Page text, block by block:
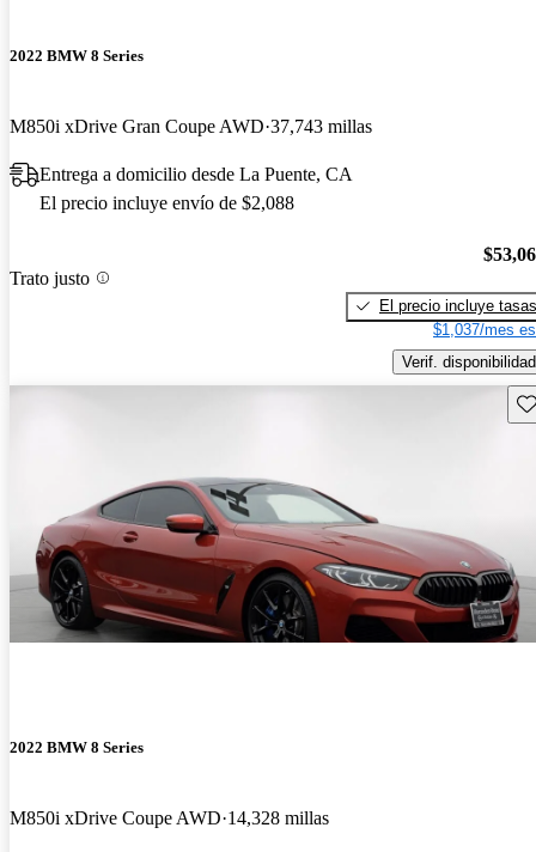
2022 BMW 8 Series
M850i xDrive Gran Coupe AWD 37,743 millas
Entrega a domicilio desde La Puente, CA
El precio incluye envío de $2,088
Trato justo
El precio incluye tasas
$1,037/mes
Verif. disponibilidad
2022 BMW 8 Series
M850i xDrive Coupe AWD 14,328 millas